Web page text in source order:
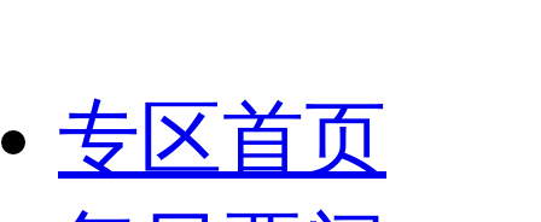
专区首页